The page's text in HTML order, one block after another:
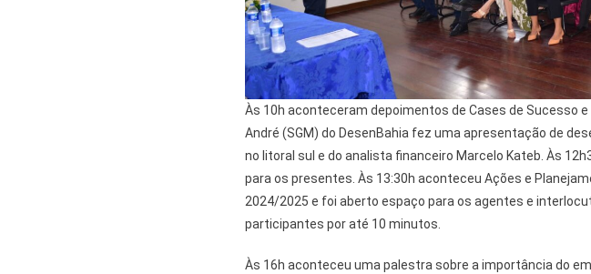
Às 10h aconteceram depoimentos de Cases de Sucesso
André (SGM) do DesenBahia fez uma apresentação de
no litoral sul e do analista financeiro Marcelo Kateb. Às
para os presentes. Às 13:30h aconteceu Ações e
2024/2025 e foi aberto espaço para os agentes e
participantes por até 10 minutos.
Às 16h aconteceu uma palestra sobre a importância do